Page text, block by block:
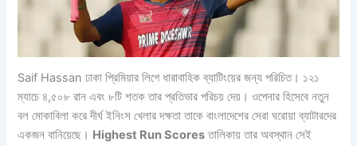
Saif Hassan ঢাকা প্রিমিয়ার লিগে ধারাবাহিক ব্যাটিংয়ের জন্য পরিচিত। ১২১
ম্যাচে ৪,৫০৮ রান এবং ৮টি শতক তার প্রতিভার পরিচয় দেয়। ওপেনার হিসেবে নতুন
বল মোকাবিলা করে দীর্ঘ ইনিংস খেলার দক্ষতা তাকে বাংলাদেশের সেরা ঘরোয়া ব্যাটারদের
একজন বানিয়েছে। Highest Run Scoresতালিকায় তার অবস্থান সেই